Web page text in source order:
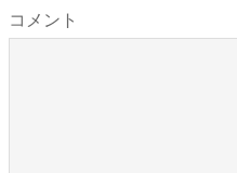
コメント